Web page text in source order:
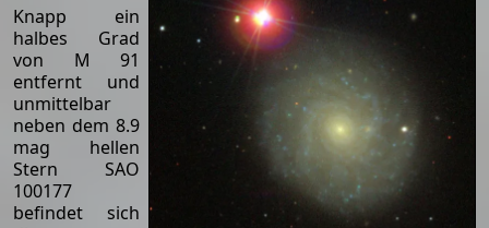
Knapp ein
halbes Grad
von M 91
entfernt und
unmittelbar
neben dem 8.9
mag hellen
Stern SAO
100177
befindet sich